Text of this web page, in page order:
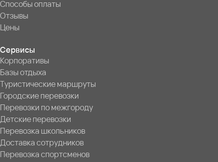
Способы оплаты
Отзывы
Цены
Сервисы
Корпоративы
Базы отдыха
Туристические маршруты
Городские перевозки
Перевозки по межгороду
Детские перевозки
Перевозка школьников
Доставка сотрудников
Перевозка спортсменов